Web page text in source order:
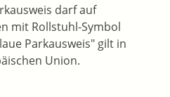
darf auf
mit Rollstuhl-Symbol
Parkausweis" gilt in
Union.